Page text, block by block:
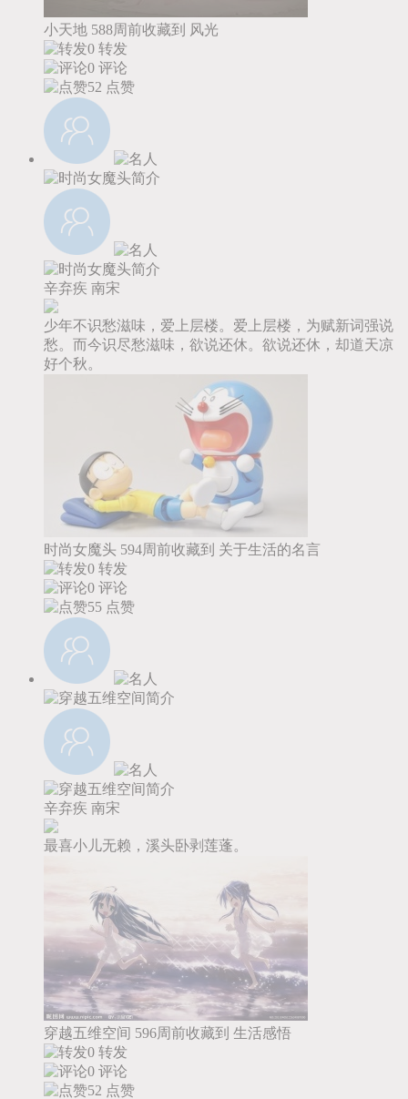
小天地 588周前收藏到
风光
0 转发
0 评论
52 点赞
辛弃疾 南宋
少年不识愁滋味，爱上层楼。爱上层楼，为赋新词强说
愁。而今识尽愁滋味，欲说还休。欲说还休，却道天凉
好个秋。
时尚女魔头 594周前收藏到 关于生活的名言
0 转发
0 评论
55 点赞
辛弃疾 南宋
最喜小儿无赖，溪头卧剥莲蓬。
穿越五维空间 596周前收藏到 生活感悟
0 转发
0 评论
52 点赞